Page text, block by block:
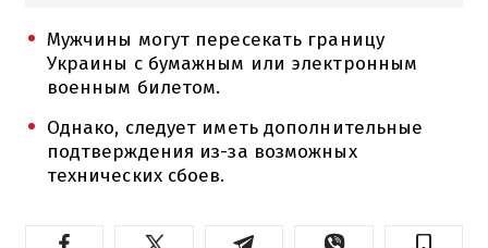
Мужчины могут пересекать границу
Украины с бумажным или электронным
военным билетом.
Однако, следует иметь дополнительные
подтверждения из-за возможных
технических сбоев.